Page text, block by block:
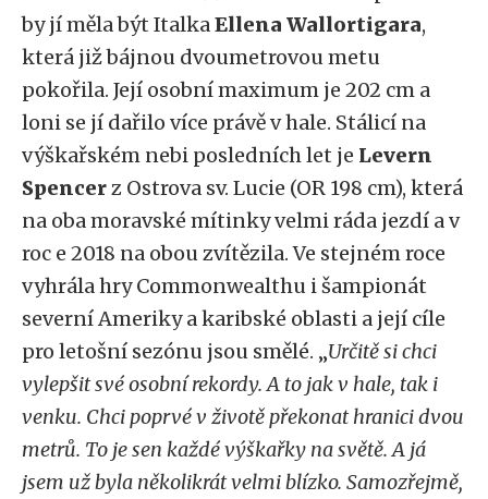
by jí měla být ItalkaEllena Wallortigara,
která již bájnou dvoumetrovou metu
pokořila. Její osobní maximum je 202 cm a
loni se jí dařilo více právě v hale. Stálicí na
výškařském nebi posledních let je Levern
Spencerz Ostrova sv. Lucie (OR 198 cm), která
na oba moravské mítinky velmi ráda jezdí a v
roc e 2018 na obou zvítězila. Ve stejném roce
vyhrála hry Commonwealthu i šampionát
severní Ameriky a karibské oblasti a její cíle
pro letošní sezónu jsou smělé. „Určitě si chci
vylepšit své osobní rekordy. A to jak v hale, tak i
venku. Chci poprvé v životě překonat hranici dvou
metrů. To je sen každé výškařky na světě. A já
jsem už byla několikrát velmi blízko. Samozřejmě,